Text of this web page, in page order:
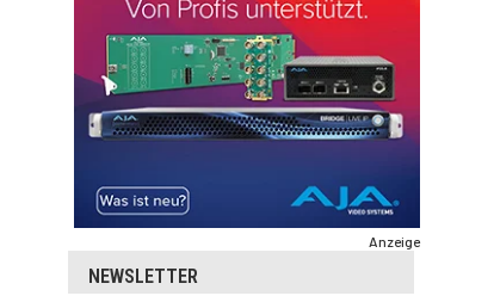
Anzeige
NEWSLETTER